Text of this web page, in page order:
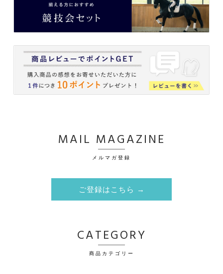
MAIL MAGAZINE
メルマガ登録
ご登録はこちら →
CATEGORY
商品カテゴリー